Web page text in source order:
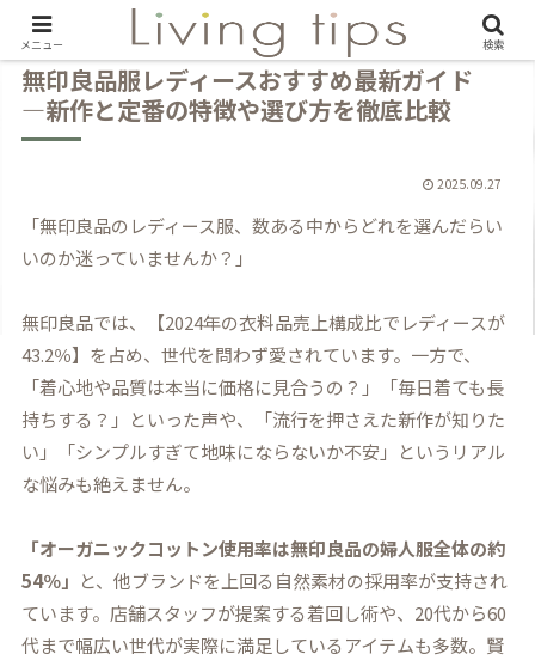
無印良品服レディースおすすめ最新ガイド
―新作と定番の特徴や選び方を徹底比較
2025.09.27
「無印良品のレディース服、数ある中からどれを選んだらい
いのか迷っていませんか？」
無印良品では、【2024年の衣料品売上構成比でレディースが
43.2％】を占め、世代を問わず愛されています。一方で、
「着心地や品質は本当に価格に見合うの？」「毎日着ても長
持ちする？」といった声や、「流行を押さえた新作が知りた
い」「シンプルすぎて地味にならないか不安」というリアル
な悩みも絶えません。
「オーガニックコットン使用率は無印良品の婦人服全体の約
54％」 と、他ブランドを上回る自然素材の採用率が支持され
ています。店舗スタッフが提案する着回し術や、20代から60
代まで幅広い世代が実際に満足しているアイテムも多数。賢
メニュー 検索